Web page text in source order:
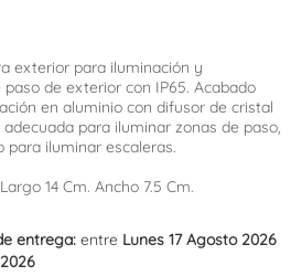
exterior para iluminación y
de exterior con IP65. Acabado
en aluminio con difusor de cristal
para iluminar zonas de paso,
iluminar escaleras.
14 Cm. Ancho 7.5 Cm.
entrega: entre Lunes 17 Agosto 2026